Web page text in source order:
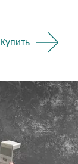
Купить